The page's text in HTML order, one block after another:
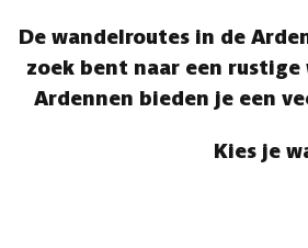
De wandelroutes in de
zoek bent naar een
Ardennen bieden je een
Kies je